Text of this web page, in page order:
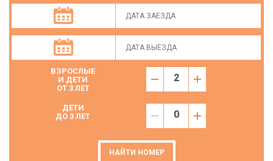
ВЗРОСЛЫЕ
И ДЕТИ
ОТ 3 ЛЕТ
ДЕТИ
ДО 3 ЛЕТ
НАЙТИ НОМЕР